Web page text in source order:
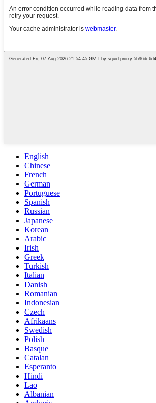
English
Chinese
French
German
Portuguese
Spanish
Russian
Japanese
Korean
Arabic
Irish
Greek
Turkish
Italian
Danish
Romanian
Indonesian
Czech
Afrikaans
Swedish
Polish
Basque
Catalan
Esperanto
Hindi
Lao
Albanian